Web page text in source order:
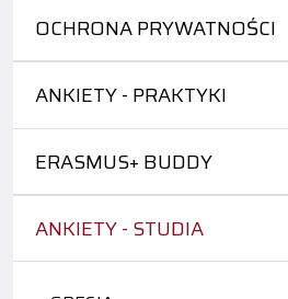
OCHRONA PRYWATNOŚCI
ANKIETY - PRAKTYKI
ERASMUS+ BUDDY
ANKIETY - STUDIA